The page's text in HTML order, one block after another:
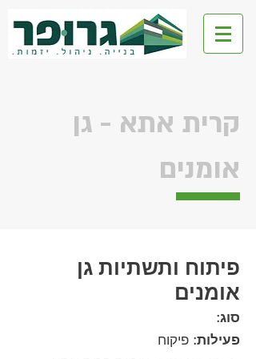
גרופר ליצד
פיתוח ותשתיות גן
אומנים
סוג:
פעילות: פיקוח
קרית אתא - גן
אומנים